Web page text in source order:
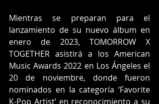
Mientras se preparan para el
lanzamiento de su nuevo álbum en
enero de 2023, TOMORROW X
TOGETHER asistirá a los American
Music Awards 2022 en Los Ángeles el
20 de noviembre, donde fueron
nominados en la categoría ‘Favorite
K-Pop Artist’ en reconocimiento a su